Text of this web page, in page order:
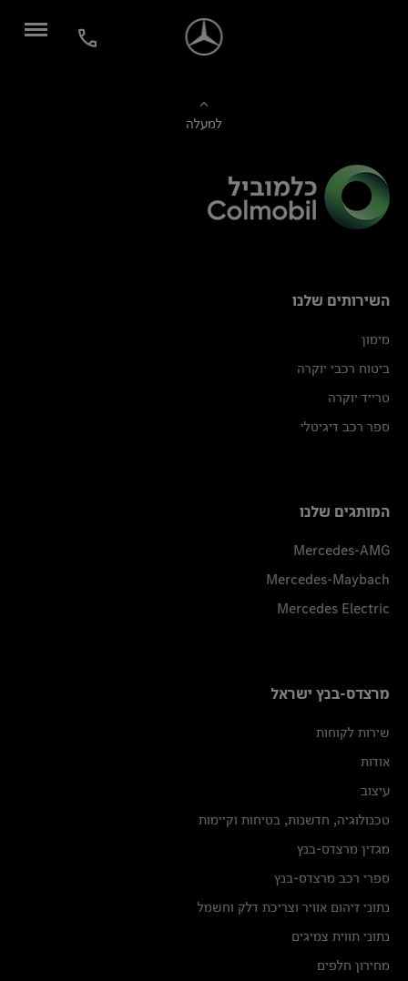
למעלה
השירותים שלנו
מימון
ביטוח רכבי יוקרה
טרייד יוקרה
ספר רכב דיגיטלי
המותגים שלנו
Mercedes-AMG
Mercedes-Maybach
Mercedes Electric
מרצדס-בנץ ישראל
שירות לקוחות
אודות
עיצוב
טכנולוגיה, חדשנות, בטיחות וקיימות
מגזין מרצדס-בנץ
ספרי רכב מרצדס-בנץ
נתוני זיהום אוויר וצריכת דלק וחשמל
נתוני תווית צמיגים
מחירון חלפים